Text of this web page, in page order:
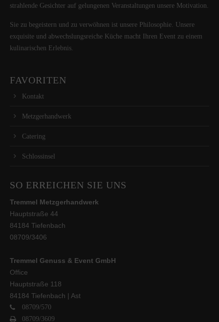
strahlende Gesichter auf gelungenen Veranstaltungen unsere Motivation.
Sie zu begeistern und zu verwöhnen ist unsere Philosophie. Unsere
exquisite und abwechslungsreiche Küche macht Ihren Event zu einem
kulinarischen Erlebnis.
FAVORITEN
Kontakt
Metzgerhandwerk
Catering
Schlossinsel
SO ERREICHEN SIE UNS
Tremmel Metzgerhandwerk
Hauptstraße 44
84184 Tiefenbach
08709/3406
Tremmel Genuss & Event GmbH
Office
Hauptstraße 118
84184 Tiefenbach | Ast
08709/570
08709/3609